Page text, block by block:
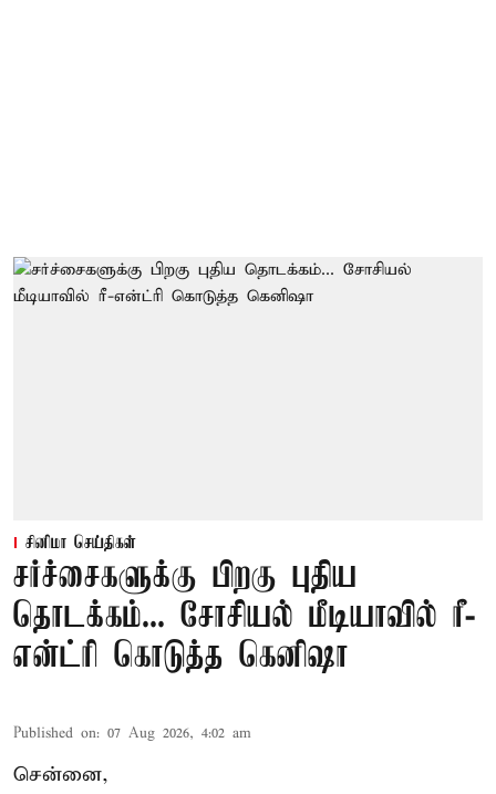
சினிமா செய்திகள்
சர்ச்சைகளுக்கு பிறகு புதிய
தொடக்கம்... சோசியல் மீடியாவில் ரீ-
என்ட்ரி கொடுத்த கெனிஷா
Published on: 07 Aug 2026, 4:02 am
சென்னை,